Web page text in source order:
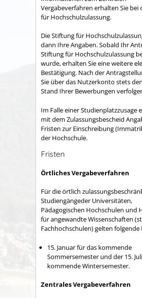
Vergabeverfahren erhalten Sie bei
für Hochschulzulassung.
Die Stiftung für
dann Ihre Angaben. Sobald Ihr
Stiftung für Hochschulzulassung
wurde, erhalten Sie eine weitere
Bestätigung. Nach der
Sie über das Nutzerkonto stets
Stand Ihrer Bewerbungen
Im Falle einer Studienplatzzusage
mit dem Zulassungsbescheid
Fristen zur Einschreibung
der Hochschule.
Fristen
Örtliches Vergabeverfahren
Für die örtlich
Studiengängeder Universitäten,
Pädagogischen Hochschulen und
für angewandte Wissenschaften
Fachhochschulen) gelten folgende
15. Januar für das kommende
Sommersemester und der 15.
kommende Wintersemester.
Zentrales Vergabeverfahren